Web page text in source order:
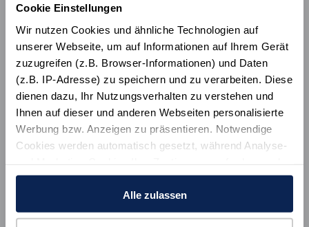
Cookie Einstellungen
Wir nutzen Cookies und ähnliche Technologien auf
unserer Webseite, um auf Informationen auf Ihrem Gerät
zuzugreifen (z.B. Browser-Informationen) und Daten
(z.B. IP-Adresse) zu speichern und zu verarbeiten. Diese
dienen dazu, Ihr Nutzungsverhalten zu verstehen und
Ihnen auf dieser und anderen Webseiten personalisierte
Werbung bzw. Anzeigen zu präsentieren. Notwendige
Cookies werden automatisch gesetzt, während Analyse-
auch außerhalb der EU/EWR, z.B. in den USA,
verarbeitet werden, wo Ihre Daten nicht mit den gleichen
Datenschutzstandards geschützt sind wie in der EU.
Alle zulassen
Wyk auf Föhr